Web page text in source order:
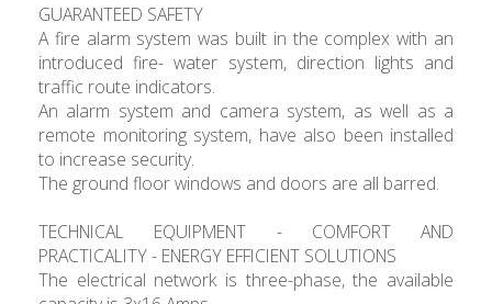
GUARANTEED SAFETY
A fire alarm system was built in the complex with an
introduced fire- water system, direction lights and
traffic route indicators.
An alarm system and camera system, as well as a
remote monitoring system, have also been installed
to increase security.
The ground floor windows and doors are all barred.
TECHNICAL EQUIPMENT - COMFORT AND
PRACTICALITY - ENERGY EFFICIENT SOLUTIONS
The electrical network is three-phase, the available